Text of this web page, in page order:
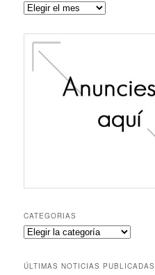
Noticias
anteriormente
CATEGORIAS
Categorias
ÚLTIMAS NOTICIAS PUBLICADAS